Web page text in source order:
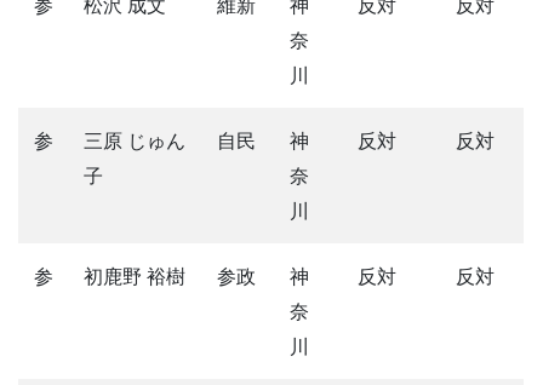
参 松沢 成文 維新
神
奈
川
反対 反対
参
三原 じゅん
子
自民
神
奈
川
反対 反対
参 初鹿野 裕樹 参政
神
奈
川
反対 反対